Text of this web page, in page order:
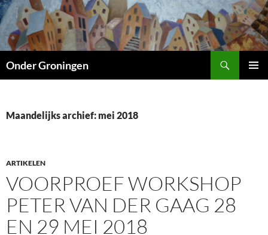
Ga
naar
de
inhoud
Onder Groningen
Maandelijks archief: mei 2018
ARTIKELEN
VOORPROEF WORKSHOP
PETER VAN DER GAAG 28
EN 29 MEI 2018